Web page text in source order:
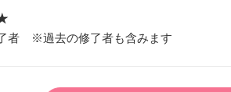
者 ※過去の修了者も含みます